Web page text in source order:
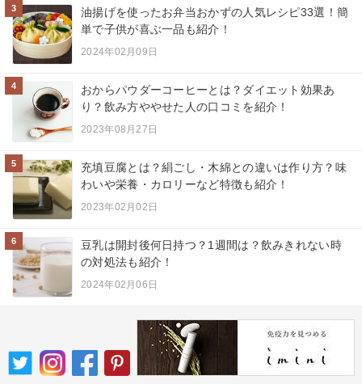
3
油揚げを使ったお弁当おかずの人気レシピ33選！簡
単で子供が喜ぶ一品も紹介！
2024年02月09日
4
おからパウダーコーヒーとは？ダイエット効果あ
り？飲み方ややせた人の口コミを紹介！
2023年08月27日
5
充填豆腐とは？絹ごし・木綿との違いは作り方？味
わいや栄養・カロリーなど特徴も紹介！
2023年02月02日
6
豆乳は開封後何日持つ？1週間は？飲みきれない時
の対処法も紹介！
2024年02月06日